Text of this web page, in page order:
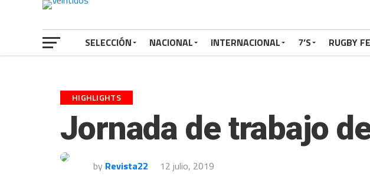
SELECCIÓN NACIONAL INTERNACIONAL 7’S RUGBY
HIGHLIGHTS
Jornada de trabajo
by Revista22 12 julio, 2019